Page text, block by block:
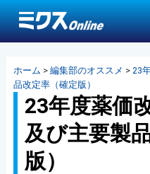
ホーム > 編集部のオススメ > 23
品改定率（確定版）
23年度薬価
及び主要製
版）